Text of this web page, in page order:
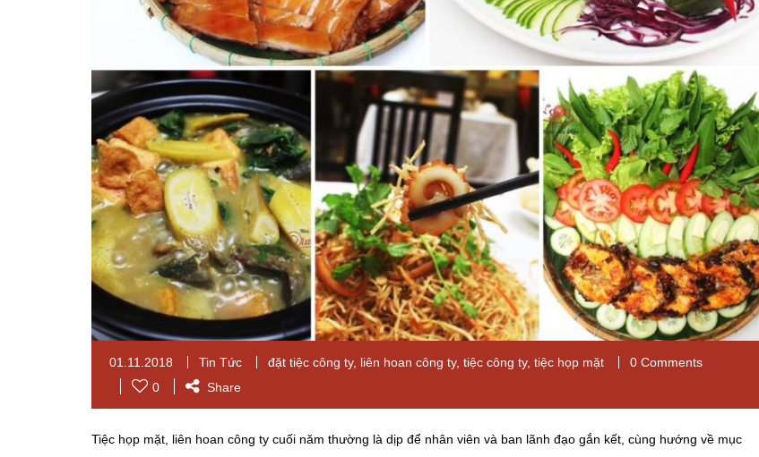
01.11.2018 Tin Tức đặt tiệc công ty, liên hoan công ty, tiệc công ty, tiệc họp mặt
0 Comments
0
Share
Tiệc họp mặt, liên hoan công ty cuối năm thường là dịp để nhân viên và ban lãnh đạo gắn kết, cùng hướng về mục